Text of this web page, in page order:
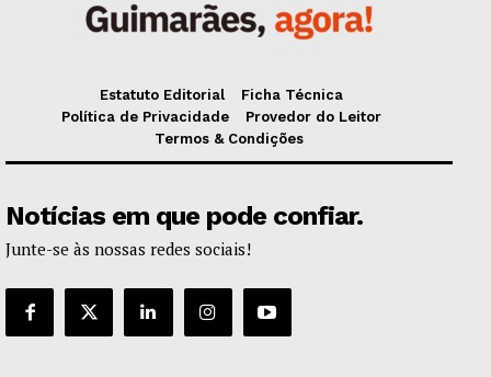
Estatuto Editorial
Ficha Técnica
Política de Privacidade
Provedor do Leitor
Termos & Condições
Notícias em que pode confiar.
Junte-se às nossas redes sociais!